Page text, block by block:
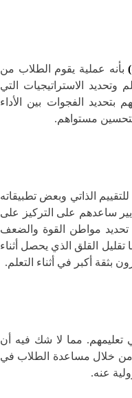
بأنه عملية يقوم الطلاب من
وتحديد الاستراتيجيات التي
الفجوات بين الأداء
لتحسين مستواهم.
الذاتي وبعض تطبيقاته
ساعدهم على التركيز على
تحديد مواطن القوة والضعف
تقليل القلق الذي يحصل أثناء
أكبر في أثناء التعلم.
تعليمهم. مما لا شك فيه أن
خلال مساعدة الطلاب في
عنه.